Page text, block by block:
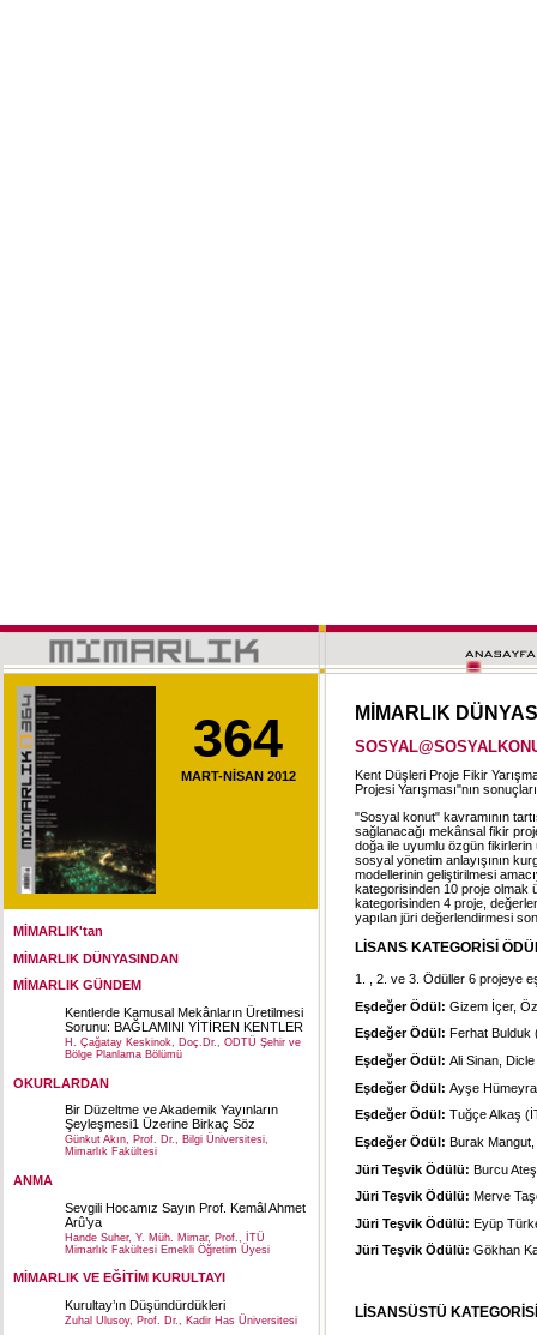
364
MART-NİSAN 2012
MİMARLIK'tan
MİMARLIK DÜNYASINDAN
MİMARLIK GÜNDEM
Kentlerde Kamusal Mekânların Üretilmesi
Sorunu: BAĞLAMINI YİTİREN KENTLER
H. Çağatay Keskinok, Doç.Dr., ODTÜ Şehir ve
Bölge Planlama Bölümü
OKURLARDAN
Bir Düzeltme ve Akademik Yayınların
Şeyleşmesi1 Üzerine Birkaç Söz
Günkut Akın, Prof. Dr., Bilgi Üniversitesi,
Mimarlık Fakültesi
ANMA
Sevgili Hocamız Sayın Prof. Kemâl Ahmet
Arû’ya
Hande Suher, Y. Müh. Mimar, Prof., İTÜ
Mimarlık Fakültesi Emekli Öğretim Üyesi
MİMARLIK VE EĞİTİM KURULTAYI
Kurultay’ın Düşündürdükleri
Zuhal Ulusoy, Prof. Dr., Kadir Has Üniversitesi
MİMARLIK
Kent Düşleri Proje Fikir
Projesi Yarışması"nın
"Sosyal konut" kavramının
sağlanacağı mekânsal fikir
doğa ile uyumlu özgün fikirlerin
sosyal yönetim anlayışının
modellerinin geliştirilmesi
kategorisinden 10 proje olmak
kategorisinden 4 proje,
yapılan jüri değerlendirmesi
LİSANS KATEGORİSİ
1. , 2. ve 3. Ödüller 6 projeye
Eşdeğer Ödül: Gizem İçer,
Eşdeğer Ödül: Ferhat Bulduk
Eşdeğer Ödül: Ali Sinan,
Eşdeğer Ödül: Ayşe
Eşdeğer Ödül: Tuğçe Alkaş
Eşdeğer Ödül: Burak
Jüri Teşvik Ödülü: Burcu
Jüri Teşvik Ödülü: Merve
Jüri Teşvik Ödülü: Eyüp
Jüri Teşvik Ödülü: Gökhan
LİSANSÜSTÜ